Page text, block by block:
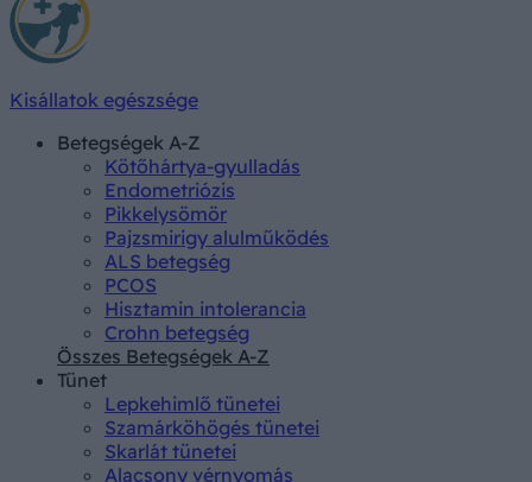
Kisállatok egészsége
Betegségek A-Z
Kötőhártya-gyulladás
Endometriózis
Pikkelysömör
Pajzsmirigy alulműködés
ALS betegség
PCOS
Hisztamin intolerancia
Crohn betegség
Összes Betegségek A-Z
Tünet
Lepkehimlő tünetei
Szamárköhögés tünetei
Skarlát tünetei
Alacsony vérnyomás